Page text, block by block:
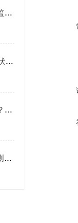
自动气象站招标能否与其他环境监测设备集成？如何实现？
el检测仪价格-一款安全可靠的光伏电站测试设备
水库大坝监测主要包含哪些内容？需要怎样的定期检查？
科技驱动，IV功率检测仪在组串测试中的应用与作用